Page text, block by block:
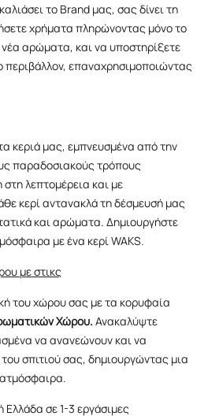
το Brand μας, σας δίνει τη
χρήματα πληρώνοντας μόνο το
αρώματα, και να υποστηρίξετε
περιβάλλον, επαναχρησιμοποιώντας
κεριά μας, εμπνευσμένα από την
παραδοσιακούς τρόπους
λεπτομέρεια και με
κερί αντανακλά τη δέσμευσή μας
και αρώματα. Δημιουργήστε
με ένα κερί WAKS.
με στικς
του χώρου σας με τα κορυφαία
Χώρου. Ανακαλύψτε
να ανανεώνουν και να
σπιτιού σας, δημιουργώντας μια
σε 1-3 εργάσιμες